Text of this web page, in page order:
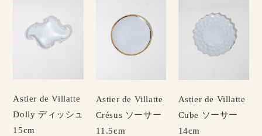
Astier de Villatte
Dolly ディッシュ
15cm
Astier de Villatte
Crésus ソーサー
11.5cm
Astier de Villatte
Cube ソーサー
14cm